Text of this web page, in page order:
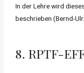
In der Lehre wird
beschrieben (Bernd-
8. RPTF-